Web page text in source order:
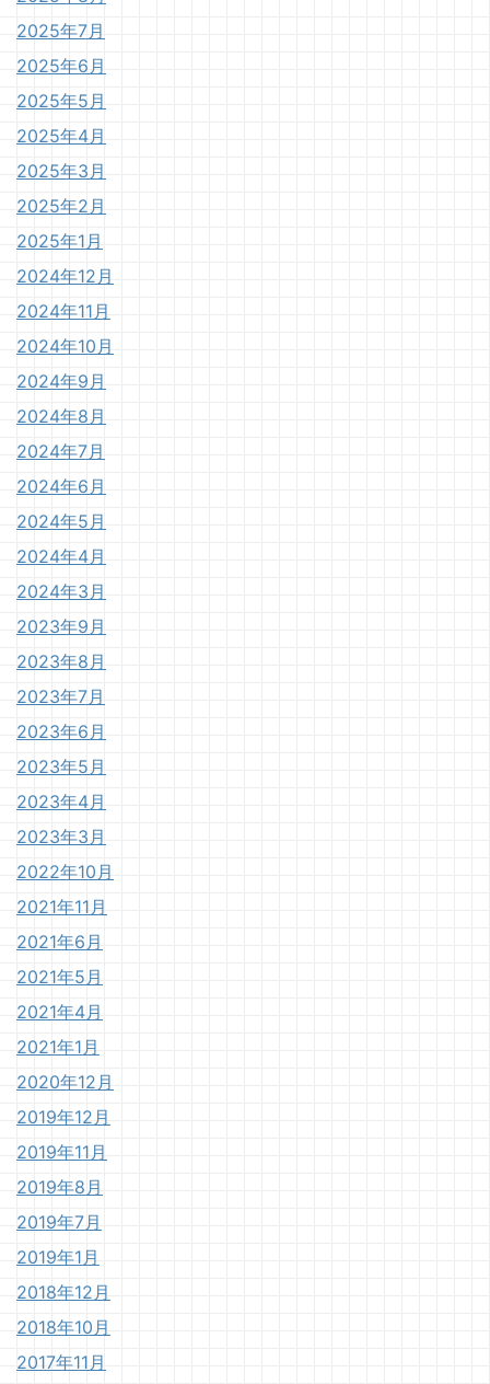
2025年7月
2025年6月
2025年5月
2025年4月
2025年3月
2025年2月
2025年1月
2024年12月
2024年11月
2024年10月
2024年9月
2024年8月
2024年7月
2024年6月
2024年5月
2024年4月
2024年3月
2023年9月
2023年8月
2023年7月
2023年6月
2023年5月
2023年4月
2023年3月
2022年10月
2021年11月
2021年6月
2021年5月
2021年4月
2021年1月
2020年12月
2019年12月
2019年11月
2019年8月
2019年7月
2019年1月
2018年12月
2018年10月
2017年11月